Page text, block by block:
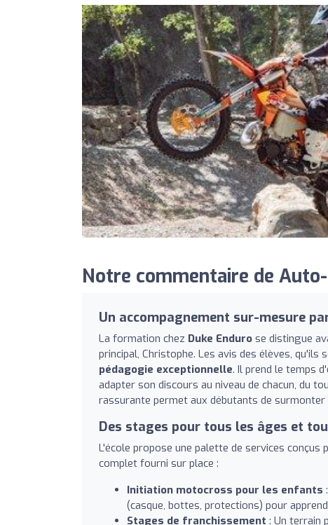
Notre commentaire de
Un accompagnement sur-mesure
La formation chez Duke Enduro se distingue
principal, Christophe. Les avis des élèves,
pédagogie exceptionnelle. Il prend le temps
adapter son discours au niveau de chacun, du
rassurante permet aux débutants de
Des stages pour tous les âges et
L'école propose une palette de services
complet fourni sur place :
Initiation motocross pour les enfants
(casque, bottes, protections) pour
Stages de franchissement : Un terrain